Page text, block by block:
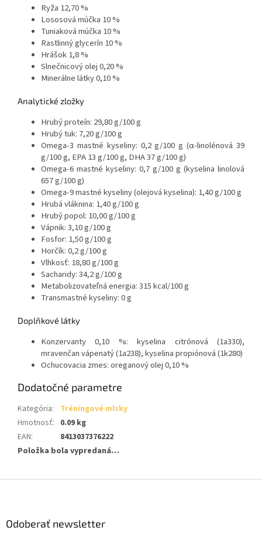
Ryža 12,70 %
Lososová múčka 10 %
Tuniaková múčka 10 %
Rastlinný glycerín 10 %
Hrášok 1,8 %
Slnečnicový olej 0,20 %
Minerálne látky 0,10 %
Analytické zložky
Hrubý proteín: 29,80 g/100 g
Hrubý tuk: 7,20 g/100 g
Omega-3 mastné kyseliny: 0,2 g/100 g (α-linolénová 39
g/100 g, EPA 13 g/100 g, DHA 37 g/100 g)
Omega-6 mastné kyseliny: 0,7 g/100 g (kyselina linolová
657 g/100 g)
Omega-9 mastné kyseliny (olejová kyselina): 1,40 g/100 g
Hrubá vláknina: 1,40 g/100 g
Hrubý popol: 10,00 g/100 g
Vápnik: 3,10 g/100 g
Fosfor: 1,50 g/100 g
Horčík: 0,2 g/100 g
Vlhkosť: 18,80 g/100 g
Sacharidy: 34,2 g/100 g
Metabolizovateľná energia: 315 kcal/100 g
Transmastné kyseliny: 0 g
Doplňkové látky
Konzervanty 0,10 %: kyselina citrónová (1a330),
mravenčan vápenatý (1a238), kyselina propiónová (1k280)
Ochucovacia zmes: oreganový olej 0,10 %
Dodatočné parametre
Kategória:
Tréningové mlsky
Hmotnosť: 0.09 kg
EAN:
8413037376222
Položka bola vypredaná…
Odoberať newsletter